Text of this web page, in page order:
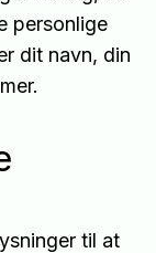
personlige
dit navn, din
til at